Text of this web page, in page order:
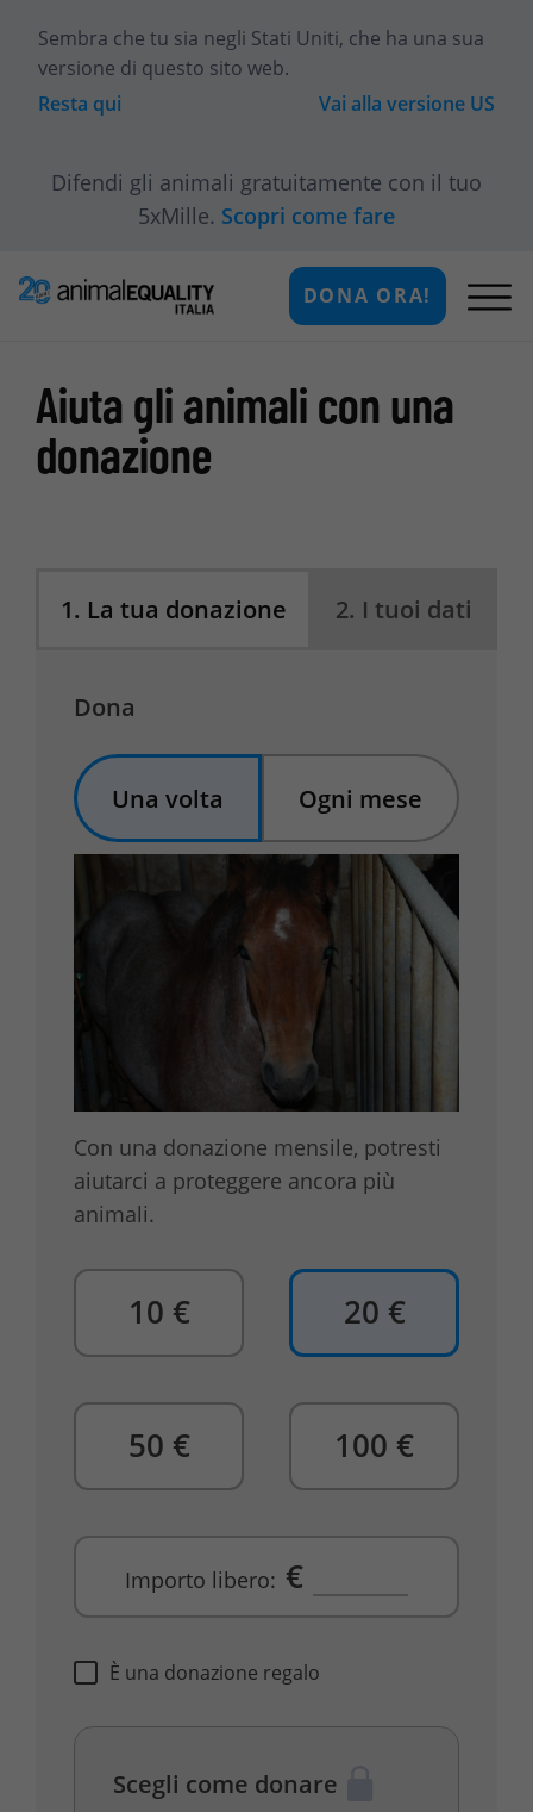
Sembra che tu sia negli Stati Uniti, che ha una sua
versione di questo sito web.
Resta qui
Vai alla versione US
Difendi gli animali gratuitamente con il tuo
5xMille. Scopri come fare
DONA ORA!
Aiuta gli animali con una
donazione
1. La tua donazione 2. I tuoi dati
Dona
Una volta Ogni mese
Con una donazione mensile, potresti
aiutarci a proteggere ancora più
animali.
10 € 20 €
50 € 100 €
Importo libero: €
È una donazione regalo
Scegli come donare